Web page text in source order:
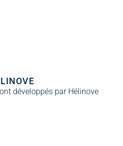
développés par Hélinove